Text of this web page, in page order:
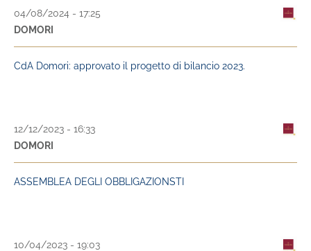
04/08/2024 - 17:25
DOMORI
CdA Domori: approvato il progetto di bilancio 2023.
12/12/2023 - 16:33
DOMORI
ASSEMBLEA DEGLI OBBLIGAZIONSTI
10/04/2023 - 19:03